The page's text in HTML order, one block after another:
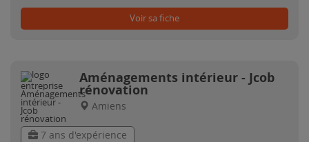
Voir sa fiche
Aménagements intérieur - Jcob
rénovation
Amiens
7 ans d'expérience